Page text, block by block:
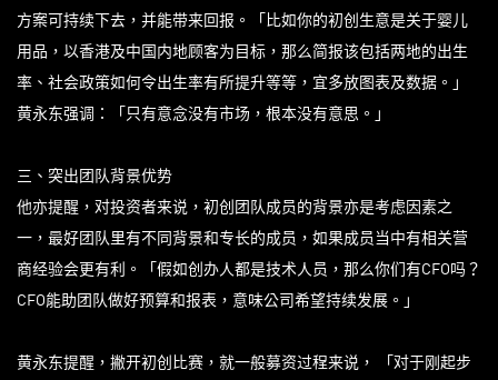
方案可持续下去，并能带来回报。「比如你的初创生意是关于婴儿
用品，以香港及中国内地顾客为目标，那么简报该包括两地的出生
率、社会政策如何令出生率有所提升等等，宜多放图表及数据。」
黄永东强调：「只有意念没有市场，根本没有意思。」
三、突出团队背景优势
他亦提醒，对投资者来说，初创团队成员的背景亦是考虑因素之
一，最好团队里有不同背景和专长的成员，如果成员当中有相关营
商经验会更有利。「假如创办人都是技术人员，那么你们有CFO吗？
CFO能助团队做好预算和报表，意味公司希望持续发展。」
黄永东提醒，撇开初创比赛，就一般募资过程来说， 「对于刚起步